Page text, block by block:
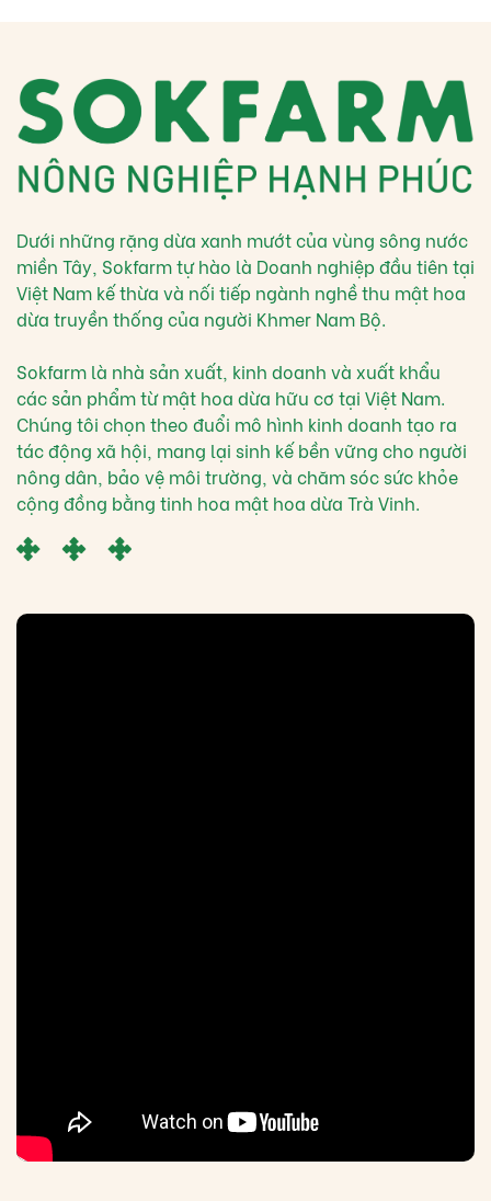
Dưới những rặng dừa xanh mướt của vùng sông nước
miền Tây, Sokfarm tự hào là Doanh nghiệp đầu tiên tại
Việt Nam kế thừa và nối tiếp ngành nghề thu mật hoa
dừa truyền thống của người Khmer Nam Bộ.
Sokfarm là nhà sản xuất, kinh doanh và xuất khẩu
các sản phẩm từ mật hoa dừa hữu cơ tại Việt Nam.
Chúng tôi chọn theo đuổi mô hình kinh doanh tạo ra
tác động xã hội, mang lại sinh kế bền vững cho người
nông dân, bảo vệ môi trường, và chăm sóc sức khỏe
cộng đồng bằng tinh hoa mật hoa dừa Trà Vinh.